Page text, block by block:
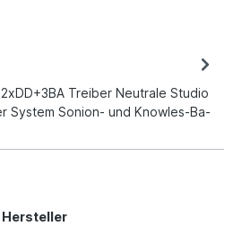
Treiber Neutrale Studio
System Sonion- und Knowles-Ba-
Hersteller